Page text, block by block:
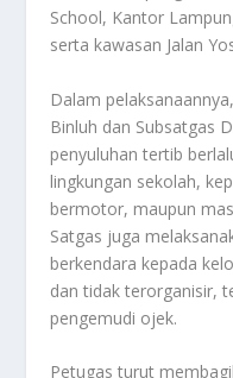
School, Kantor
serta kawasan Jalan
Dalam
Binluh dan Subsatgas
penyuluhan tertib
lingkungan sekolah,
bermotor, maupun
Satgas juga
berkendara kepada
dan tidak terorganisir,
pengemudi ojek.
Petugas turut